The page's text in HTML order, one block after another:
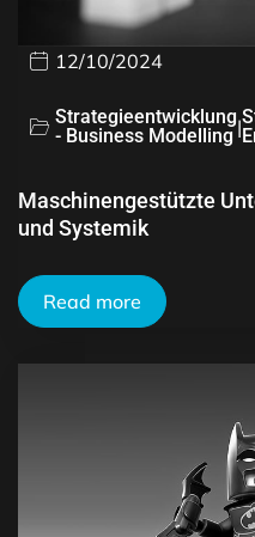
12/10/2024
Strategieentwicklung
- Business Modelling |
Maschinengestützte
und Systemik
Read more